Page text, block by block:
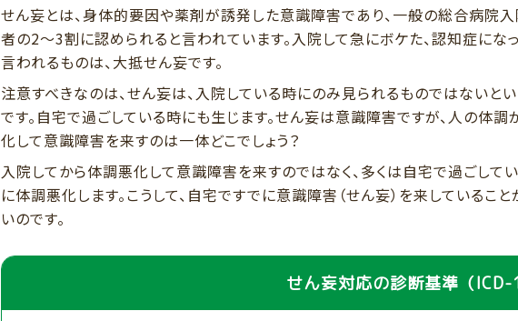
せん妄とは、身体的要因や薬剤が誘発した意識障害であり、一般の総合病院
者の2～3割に認められると言われています。入院して急にボケた、認知症にな
言われるものは、大抵せん妄です。
注意すべきなのは、せん妄は、入院している時にのみ見られるものではないと
です。自宅で過ごしている時にも生じます。せん妄は意識障害ですが、人の体調
化して意識障害を来すのは一体どこでしょう？
入院してから体調悪化して意識障害を来すのではなく、多くは自宅で過ごして
に体調悪化します。こうして、自宅ですでに意識障害（せん妄）を来しているこ
いのです。
せん妄対応の診断基準（